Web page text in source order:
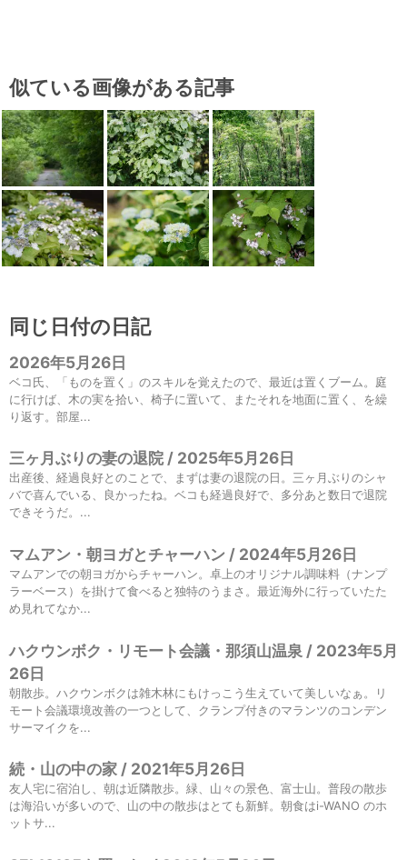
似ている画像がある記事
同じ日付の日記
2026年5月26日
ベコ氏、「ものを置く」のスキルを覚えたので、最近は置くブーム。庭
に行けば、木の実を拾い、椅子に置いて、またそれを地面に置く、を繰
り返す。部屋...
三ヶ月ぶりの妻の退院 / 2025年5月26日
出産後、経過良好とのことで、まずは妻の退院の日。三ヶ月ぶりのシャ
バで喜んでいる、良かったね。ベコも経過良好で、多分あと数日で退院
できそうだ。...
マムアン・朝ヨガとチャーハン / 2024年5月26日
マムアンでの朝ヨガからチャーハン。卓上のオリジナル調味料（ナンプ
ラーベース）を掛けて食べると独特のうまさ。最近海外に行っていたた
め見れてなか...
ハクウンボク・リモート会議・那須山温泉 / 2023年5月
26日
朝散歩。ハクウンボクは雑木林にもけっこう生えていて美しいなぁ。リ
モート会議環境改善の一つとして、クランプ付きのマランツのコンデン
サーマイクを...
続・山の中の家 / 2021年5月26日
友人宅に宿泊し、朝は近隣散歩。緑、山々の景色、富士山。普段の散歩
は海沿いが多いので、山の中の散歩はとても新鮮。朝食はi-WANO のホ
ットサ...